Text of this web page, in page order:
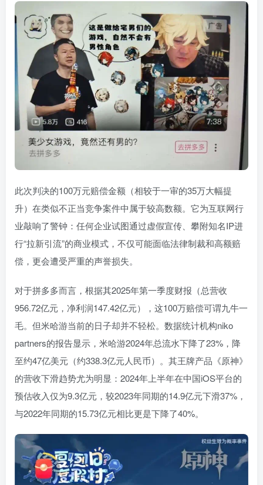
此次判决的100万元赔偿金额（相较于一审的35万大幅提
升）在类似不正当竞争案件中属于较高数额。它为互联网行
业敲响了警钟：任何企业试图通过虚假宣传、攀附知名IP进
行“拉新引流”的商业模式，不仅可能面临法律制裁和高额赔
偿，更会遭受严重的声誉损失。
对于拼多多而言，根据其2025年第一季度财报（总营收
956.72亿元，净利润147.42亿元），这100万赔偿可谓九牛一
毛。但米哈游当前的日子却并不轻松。数据统计机构niko
partners的报告显示，米哈游2024年总流水下降了23%，降
至约47亿美元（约338.3亿元人民币）。其王牌产品《原神》
的营收下滑趋势尤为明显：2024年上半年在中国iOS平台的
预估收入仅为9.3亿元，较2023年同期的14.9亿元下滑37%，
与2022年同期的15.73亿元相比更是下降了40%。